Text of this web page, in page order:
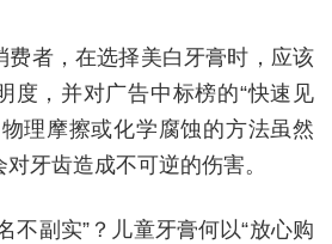
费者，在选择美白牙膏时，应该
度，并对广告中标榜的“快速见
理摩擦或化学腐蚀的方法虽然
牙齿造成不可逆的伤害。
不副实”？儿童牙膏何以“放心购